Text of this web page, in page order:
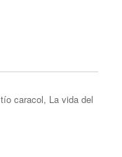
caracol, La vida del